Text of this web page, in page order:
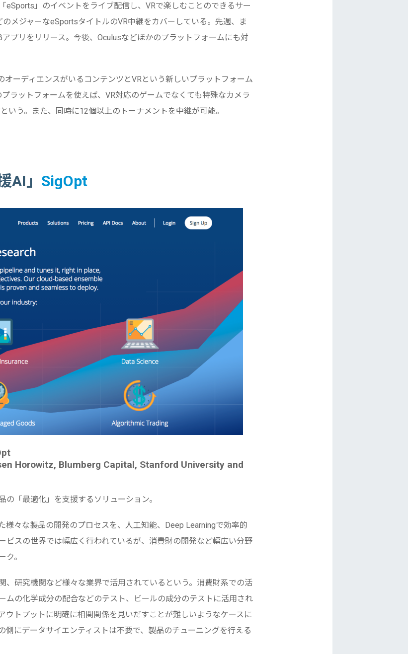
eSports」のイベントをライブ配信し、VRで楽しむことのできるサー
メジャーなeSportsタイトルのVR中継をカバーしている。先週、ま
プリをリリース。今後、Oculusなどほかのプラットフォームにも対
オーディエンスがいるコンテンツとVRという新しいプラットフォーム
ラットフォームを使えば、VR対応のゲームでなくても特殊なカメラ
いう。また、同時に12個以上のトーナメントを中継が可能。
AI」 SigOpt
Horowitz, Blumberg Capital, Stanford University and
の「最適化」を支援するソリューション。
様々な製品の開発のプロセスを、人工知能、Deep Learningで効率的
ビスの世界では幅広く行われているが、消費財の開発など幅広い分野
ク。
、研究機関など様々な業界で活用されているという。消費財系での活
ムの化学成分の配合などのテスト、ビールの成分のテストに活用され
ウトプットに明確に相関関係を見いだすことが難しいようなケースに
側にデータサイエンティストは不要で、製品のチューニングを行える